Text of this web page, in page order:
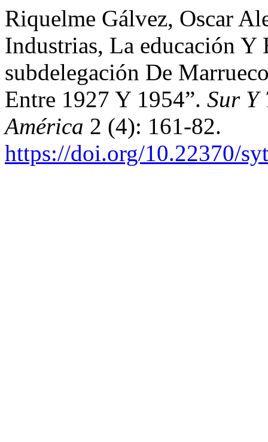
Riquelme Gálvez, Oscar
Industrias, La educación
subdelegación De
Entre 1927 Y 1954”. Sur Y
América 2 (4): 161-82.
https://doi.org/10.22370/